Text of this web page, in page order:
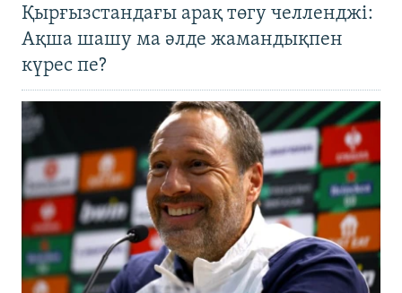
Қырғызстандағы арақ төгу челленджі:
Ақша шашу ма әлде жамандықпен
күрес пе?